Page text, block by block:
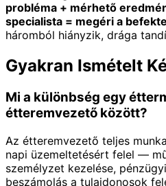
probléma + mérhető
specialista = megéri a
háromból hiányzik, drága
Gyakran Ismételt
Mi a különbség egy
étteremvezető között?
Az étteremvezető teljes
napi üzemeltetésért felel —
személyzet kezelése,
beszámolás a tulajdonosok